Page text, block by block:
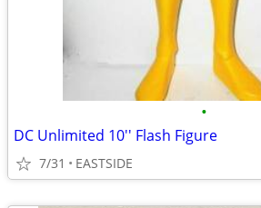
•
DC Unlimited 10'' Flash Figure
7/31 EASTSIDE